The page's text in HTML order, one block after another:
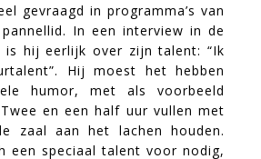
gevraagd in programma’s van
pannellid. In een interview in de
is hij eerlijk over zijn talent: “Ik
Hij moest het hebben
humor, met als voorbeeld
en een half uur vullen met
zaal aan het lachen houden.
een speciaal talent voor nodig,